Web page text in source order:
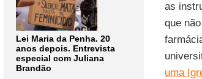
Lei Maria da Penha. 20
anos depois. Entrevista
especial com Juliana
Brandão
as
que
uma